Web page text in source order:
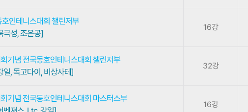
인테니스대회 챌린저부
극성, 조은공]
16강
기념 전국동호인테니스대회 챌린저부
일, 독고다이, 비상사테]
32강
기념 전국동호인테니스대회 마스터스부
16강